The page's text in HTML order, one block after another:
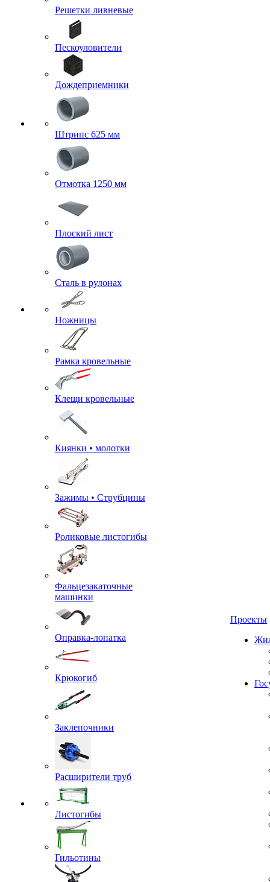
Решетки ливневые
Пескоуловители
Дождеприемники
Штрипс 625 мм
Отмотка 1250 мм
Плоский лист
Сталь в рулонах
Ножницы
Рамка кровельные
Клещи кровельные
Киянки • молотки
Зажимы • Струбцины
Роликовые листогибы
Фальцезакаточные
машинки
Оправка-лопатка
Крюкогиб
Заклепочники
Расширители труб
Листогибы
Гильотины
Проекты